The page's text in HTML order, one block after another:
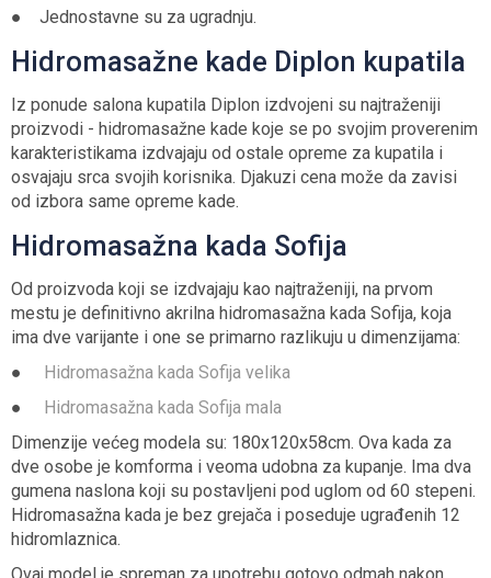
● Jednostavne su za ugradnju.
Hidromasažne kade Diplon kupatila
Iz ponude salona kupatila Diplon izdvojeni su najtraženiji
proizvodi - hidromasažne kade koje se po svojim proverenim
karakteristikama izdvajaju od ostale opreme za kupatila i
osvajaju srca svojih korisnika. Djakuzi cena može da zavisi
od izbora same opreme kade.
Hidromasažna kada Sofija
Od proizvoda koji se izdvajaju kao najtraženiji, na prvom
mestu je definitivno akrilna hidromasažna kada Sofija, koja
ima dve varijante i one se primarno razlikuju u dimenzijama:
● Hidromasažna kada Sofija velika
● Hidromasažna kada Sofija mala
Dimenzije većeg modela su: 180x120x58cm. Ova kada za
dve osobe je komforma i veoma udobna za kupanje. Ima dva
gumena naslona koji su postavljeni pod uglom od 60 stepeni.
Hidromasažna kada je bez grejača i poseduje ugrađenih 12
hidromlaznica.